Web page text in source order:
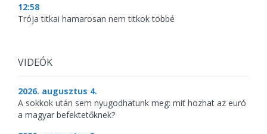
12:58
Trója titkai hamarosan nem titkok többé
VIDEÓK
2026. augusztus 4.
A sokkok után sem nyugodhatunk meg: mit hozhat az euró
a magyar befektetőknek?